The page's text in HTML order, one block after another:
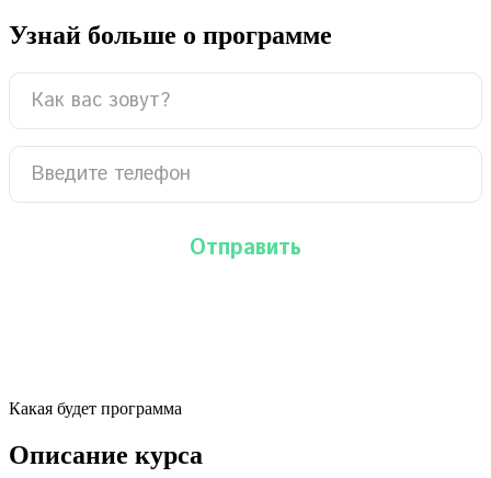
Узнай больше о программе
Какая будет программа
Описание курса